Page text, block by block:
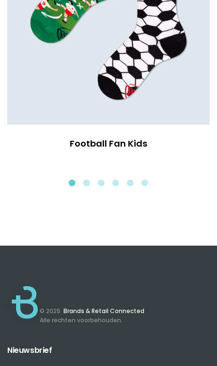
Football Fan Kids
© 2025 Brands & Retail Connected
Alle rechten voorbehouden.
Nieuwsbrief